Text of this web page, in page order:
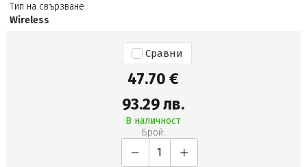
Тип на свързване
Wireless
Сравни
47.70 €
93.29 лв.
В наличност
Брой: